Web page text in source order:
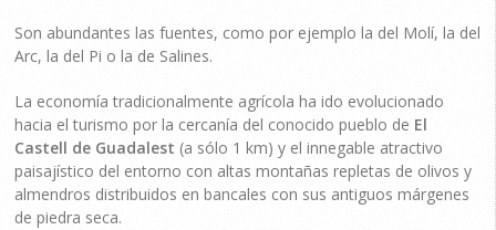
Son abundantes las fuentes, como por ejemplo la del Molí, la del
Arc, la del Pi o la de Salines.
La economía tradicionalmente agrícola ha ido evolucionado
hacia el turismo por la cercanía del conocido pueblo de El
Castell de Guadalest (a sólo 1 km) y el innegable atractivo
paisajístico del entorno con altas montañas repletas de olivos y
almendros distribuidos en bancales con sus antiguos márgenes
de piedra seca.